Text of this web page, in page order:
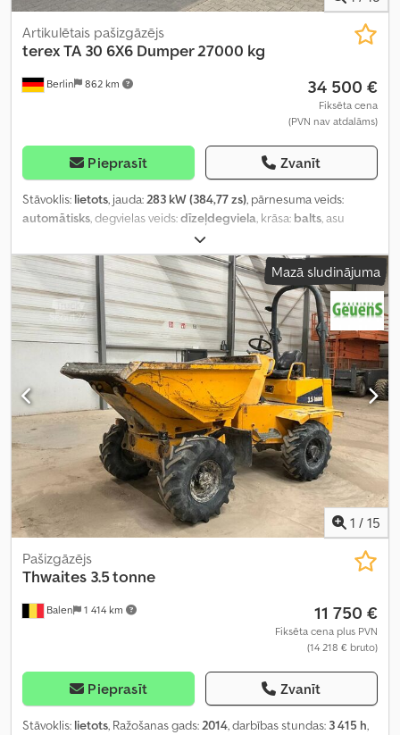
Berlin 862 km
Artikulētais pašizgāzējs
terexTA 30 6X6 Dumper 27000 kg
34 500 €
Fiksēta cena
(PVN nav atdalāms)
Pieprasīt Zvanīt
Stāvoklis: lietots, jauda:283 kW (384,77 zs), pārnesuma veids:
automātisks, degvielas veids:dīzeļdegviela, krāsa: balts, asu
, pirmā reģistrācija:
piekares sistēma:tērauds, vadītāja kabīne:cits, degviela:
dīzeļdegviela , celtspēja:27 000 kg, Aprīkojums:gaisa
kondicionēšana, pilnpiedziņa,
Mazā sludinājuma
1 / 15
Balen 1 414 km
Pašizgāzējs
Thwaites 3.5 tonne
11 750 €
Fiksēta cena plus PVN
(14 218 € bruto)
Pieprasīt Zvanīt
Stāvoklis: lietots, Ražošanas gads:2014, darbības stundas: 3 415 h,